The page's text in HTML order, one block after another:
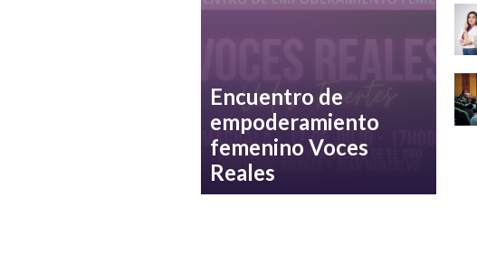
Encuentro de
empoderamiento
femenino Voces
Reales